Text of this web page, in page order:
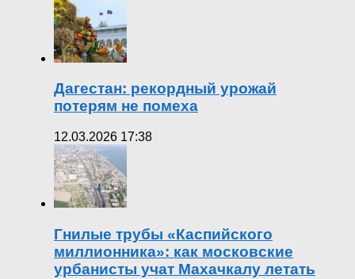
Дагестан: рекордный урожай
потерям не помеха
12.03.2026 17:38
Гнилые трубы «Каспийского
миллионника»: как московские
урбанисты учат Махачкалу летать